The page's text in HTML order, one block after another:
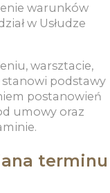
warunków
w Usłudze
warsztacie,
podstawy
postanowień
umowy oraz
terminu